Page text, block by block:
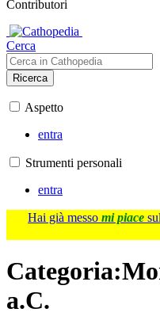
Contributori
Cerca
Ricerca
Aspetto
entra
Strumenti personali
entra
Hai già messo mi piace
Categoria:
a.C.